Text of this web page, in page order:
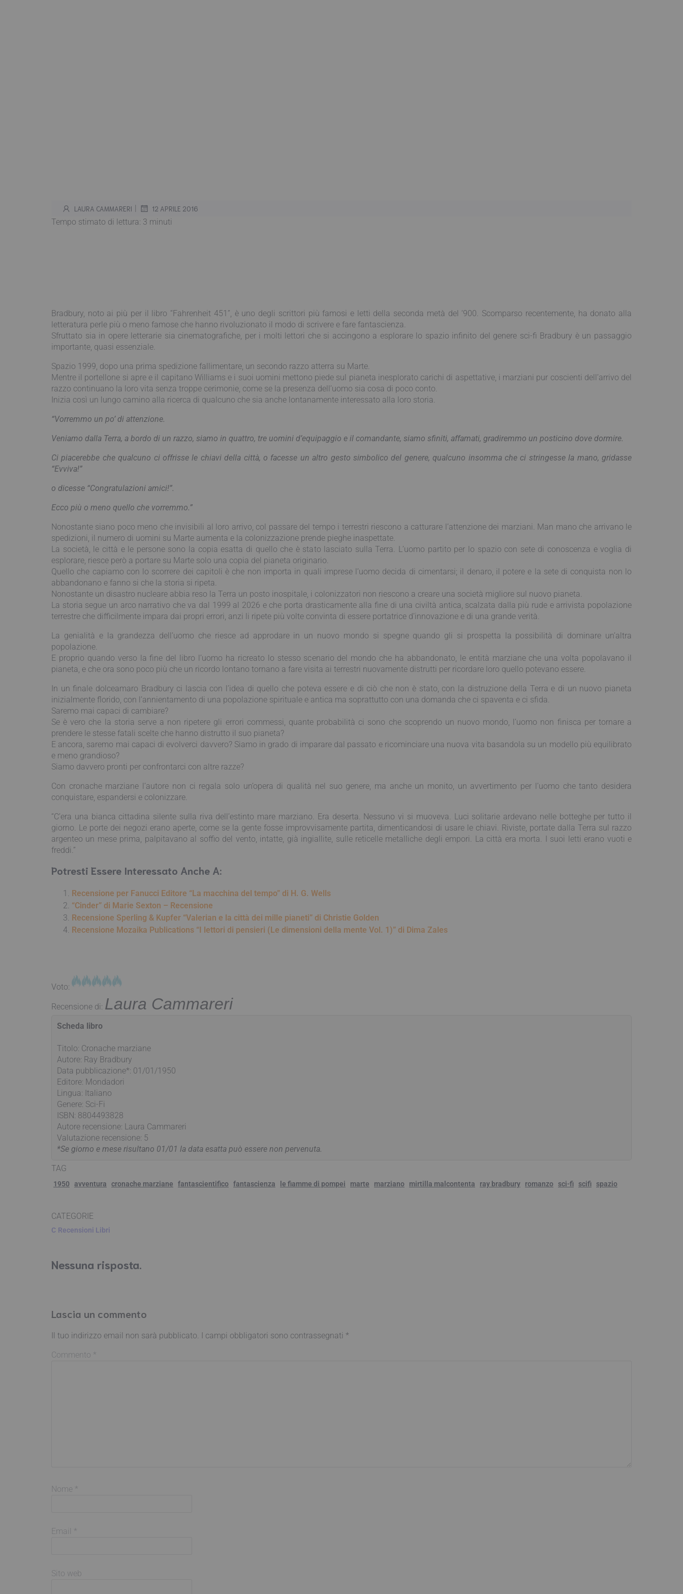
LAURA CAMMARERI | 12 APRILE 2016
Tempo stimato di lettura: 3 minuti
Bradbury, noto ai più per il libro “Fahrenheit 451”, è uno degli scrittori più famosi e letti della seconda metà del ‘900. Scomparso recentemente, ha donato alla
letteratura perle più o meno famose che hanno rivoluzionato il modo di scrivere e fare fantascienza.
Sfruttato sia in opere letterarie sia cinematografiche, per i molti lettori che si accingono a esplorare lo spazio infinito del genere sci-fi Bradbury è un passaggio
importante, quasi essenziale.
Spazio 1999, dopo una prima spedizione fallimentare, un secondo razzo atterra su Marte.
Mentre il portellone si apre e il capitano Williams e i suoi uomini mettono piede sul pianeta inesplorato carichi di aspettative, i marziani pur coscienti dell’arrivo del
razzo continuano la loro vita senza troppe cerimonie, come se la presenza dell’uomo sia cosa di poco conto.
Inizia così un lungo camino alla ricerca di qualcuno che sia anche lontanamente interessato alla loro storia.
“Vorremmo un po’ di attenzione.
Veniamo dalla Terra, a bordo di un razzo, siamo in quattro, tre uomini d’equipaggio e il comandante, siamo sfiniti, affamati, gradiremmo un posticino dove dormire.
Ci piacerebbe che qualcuno ci offrisse le chiavi della città, o facesse un altro gesto simbolico del genere, qualcuno insomma che ci stringesse la mano, gridasse
“Evviva!”
o dicesse “Congratulazioni amici!”.
Ecco più o meno quello che vorremmo.”
Nonostante siano poco meno che invisibili al loro arrivo, col passare del tempo i terrestri riescono a catturare l’attenzione dei marziani. Man mano che arrivano le
spedizioni, il numero di uomini su Marte aumenta e la colonizzazione prende pieghe inaspettate.
La società, le città e le persone sono la copia esatta di quello che è stato lasciato sulla Terra. L’uomo partito per lo spazio con sete di conoscenza e voglia di
esplorare, riesce però a portare su Marte solo una copia del pianeta originario.
Quello che capiamo con lo scorrere dei capitoli è che non importa in quali imprese l’uomo decida di cimentarsi; il denaro, il potere e la sete di conquista non lo
abbandonano e fanno si che la storia si ripeta.
Nonostante un disastro nucleare abbia reso la Terra un posto inospitale, i colonizzatori non riescono a creare una società migliore sul nuovo pianeta.
La storia segue un arco narrativo che va dal 1999 al 2026 e che porta drasticamente alla fine di una civiltà antica, scalzata dalla più rude e arrivista popolazione
terrestre che difficilmente impara dai propri errori, anzi li ripete più volte convinta di essere portatrice d’innovazione e di una grande verità.
La genialità e la grandezza dell’uomo che riesce ad approdare in un nuovo mondo si spegne quando gli si prospetta la possibilità di dominare un’altra
popolazione.
E proprio quando verso la fine del libro l’uomo ha ricreato lo stesso scenario del mondo che ha abbandonato, le entità marziane che una volta popolavano il
pianeta, e che ora sono poco più che un ricordo lontano tornano a fare visita ai terrestri nuovamente distrutti per ricordare loro quello potevano essere.
In un finale dolceamaro Bradbury ci lascia con l’idea di quello che poteva essere e di ciò che non è stato, con la distruzione della Terra e di un nuovo pianeta
inizialmente florido, con l’annientamento di una popolazione spirituale e antica ma soprattutto con una domanda che ci spaventa e ci sfida.
Saremo mai capaci di cambiare?
Se è vero che la storia serve a non ripetere gli errori commessi, quante probabilità ci sono che scoprendo un nuovo mondo, l’uomo non finisca per tornare a
prendere le stesse fatali scelte che hanno distrutto il suo pianeta?
E ancora, saremo mai capaci di evolverci davvero? Siamo in grado di imparare dal passato e ricominciare una nuova vita basandola su un modello più equilibrato
e meno grandioso?
Siamo davvero pronti per confrontarci con altre razze?
Con cronache marziane l’autore non ci regala solo un’opera di qualità nel suo genere, ma anche un monito, un avvertimento per l’uomo che tanto desidera
conquistare, espandersi e colonizzare.
“C’era una bianca cittadina silente sulla riva dell’estinto mare marziano. Era deserta. Nessuno vi si muoveva. Luci solitarie ardevano nelle botteghe per tutto il
giorno. Le porte dei negozi erano aperte, come se la gente fosse improvvisamente partita, dimenticandosi di usare le chiavi. Riviste, portate dalla Terra sul razzo
argenteo un mese prima, palpitavano al soffio del vento, intatte, già ingiallite, sulle reticelle metalliche degli empori. La città era morta. I suoi letti erano vuoti e
freddi.”
Potresti Essere Interessato Anche A:
Recensione per Fanucci Editore “La macchina del tempo” di H. G. Wells
“Cinder” di Marie Sexton – Recensione
Recensione Sperling & Kupfer “Valerian e la città dei mille pianeti” di Christie Golden
Recensione Mozaika Publications “I lettori di pensieri (Le dimensioni della mente Vol. 1)” di Dima Zales
Voto:
Recensione di: Laura Cammareri
Scheda libro
Titolo: Cronache marziane
Autore: Ray Bradbury
Data pubblicazione*: 01/01/1950
Editore: Mondadori
Lingua: Italiano
Genere: Sci-Fi
ISBN: 8804493828
Autore recensione: Laura Cammareri
Valutazione recensione: 5
*Se giorno e mese risultano 01/01 la data esatta può essere non pervenuta.
TAG
1950 avventura cronache marziane fantascientifico fantascienza le fiamme di pompei marte marziano mirtilla malcontenta ray bradbury romanzo sci-fi scifi spazio
CATEGORIE
C Recensioni Libri
Nessuna risposta.
Lascia un commento
Il tuo indirizzo email non sarà pubblicato. I campi obbligatori sono contrassegnati *
Commento *
Nome *
Email *
Sito web